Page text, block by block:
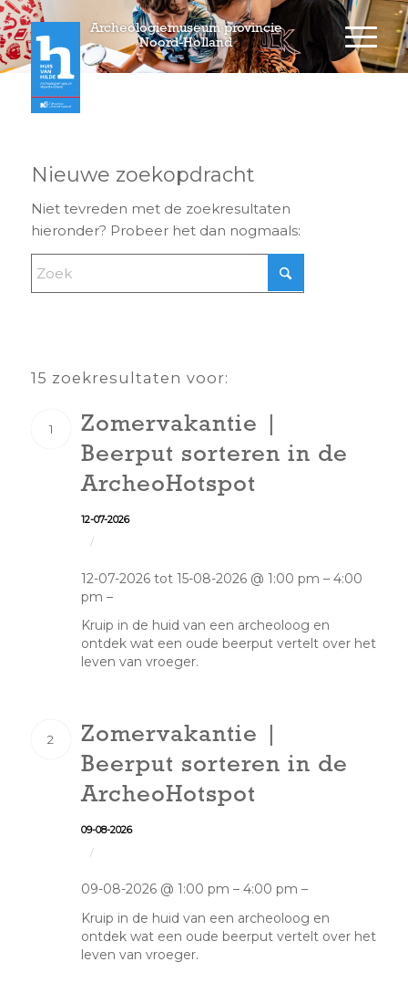
Archeologiemuseum provincie
Noord-Holland
Nieuwe zoekopdracht
Niet tevreden met de zoekresultaten
hieronder? Probeer het dan nogmaals:
15 zoekresultaten voor:
1
Zomervakantie |
Beerput sorteren in de
ArcheoHotspot
12-07-2026
/
12-07-2026 tot 15-08-2026 @ 1:00 pm – 4:00
pm –
Kruip in de huid van een archeoloog en
ontdek wat een oude beerput vertelt over het
leven van vroeger.
2
Zomervakantie |
Beerput sorteren in de
ArcheoHotspot
09-08-2026
/
09-08-2026 @ 1:00 pm – 4:00 pm –
Kruip in de huid van een archeoloog en
ontdek wat een oude beerput vertelt over het
leven van vroeger.